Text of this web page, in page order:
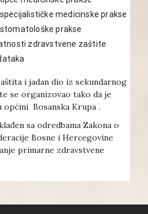
medicinske prakse
prakse
zdravstvene zaštite
i jadan dio iz sekundarnog
se organizovao tako da je
Bosanska Krupa .
sa odredbama Zakona o
Bosne i Hercegovine
primarne zdravstvene